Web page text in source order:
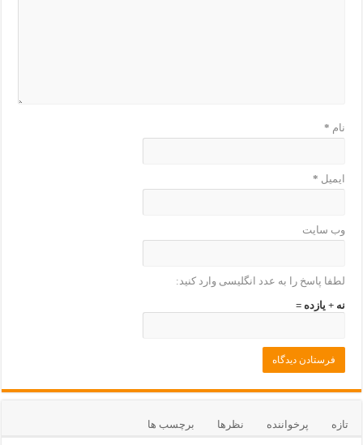
نام *
ایمیل *
وب‌ سایت
لطفا پاسخ را به عدد انگلیسی وارد کنید:
نه + یازده =
تازه پرخواننده نظرها برچسب ها